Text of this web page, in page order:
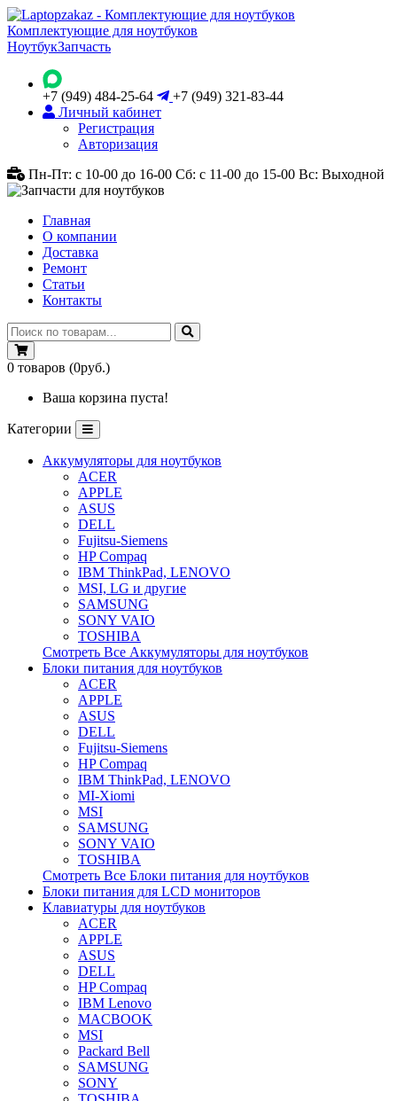
Комплектующие для ноутбуков
НоутбукЗапчасть
+7 (949) 484-25-64
+7 (949) 321-83-44
Личный кабинет
Регистрация
Авторизация
Пн-Пт: с 10-00 до 16-00 Сб: с 11-00 до 15-00 Вс: Выходной
Главная
О компании
Доставка
Ремонт
Статьи
Контакты
0 товаров (0руб.)
Ваша корзина пуста!
Категории
Аккумуляторы для ноутбуков
ACER
APPLE
ASUS
DELL
Fujitsu-Siemens
HP Compaq
IBM ThinkPad, LENOVO
MSI, LG и другие
SAMSUNG
SONY VAIO
TOSHIBA
Смотреть Все Аккумуляторы для ноутбуков
Блоки питания для ноутбуков
ACER
APPLE
ASUS
DELL
Fujitsu-Siemens
HP Compaq
IBM ThinkPad, LENOVO
MI-Xiomi
MSI
SAMSUNG
SONY VAIO
TOSHIBA
Смотреть Все Блоки питания для ноутбуков
Блоки питания для LCD мониторов
Клавиатуры для ноутбуков
ACER
APPLE
ASUS
DELL
HP Compaq
IBM Lenovo
MACBOOK
MSI
Packard Bell
SAMSUNG
SONY